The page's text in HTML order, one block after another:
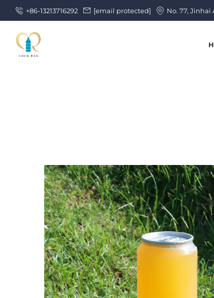
+86-13213716292 [email protected] No. 77, Jinhai